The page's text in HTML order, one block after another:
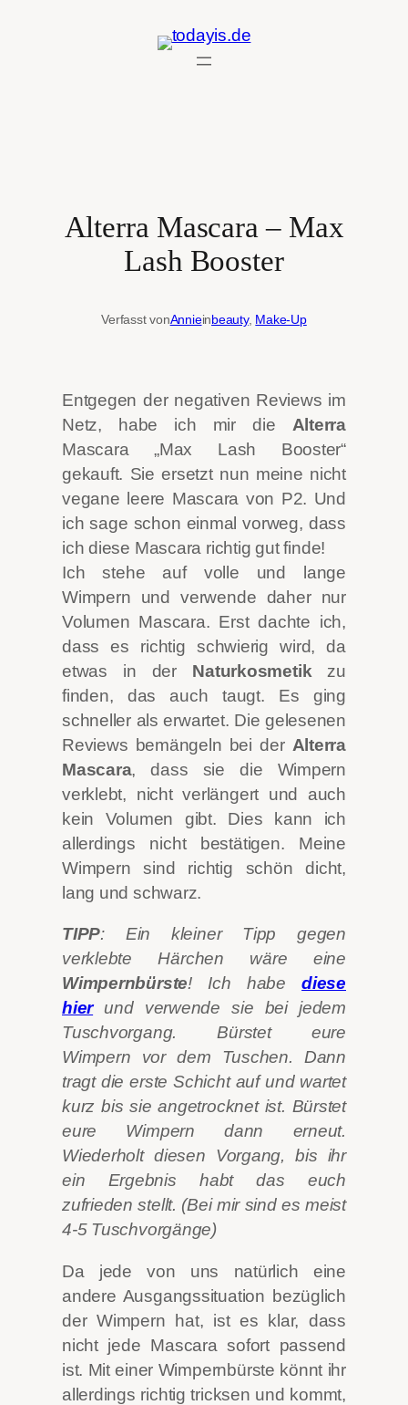
Alterra Mascara – Max
Lash Booster
Verfasst vonAnnieinbeauty, Make-Up
Entgegen der negativen Reviews im
Netz, habe ich mir die Alterra
Mascara „Max Lash Booster“
gekauft. Sie ersetzt nun meine nicht
vegane leere Mascara von P2. Und
ich sage schon einmal vorweg, dass
ich diese Mascara richtig gut finde!
Ich stehe auf volle und lange
Wimpern und verwende daher nur
Volumen Mascara. Erst dachte ich,
dass es richtig schwierig wird, da
etwas in der Naturkosmetik zu
finden, das auch taugt. Es ging
schneller als erwartet. Die gelesenen
Reviews bemängeln bei der Alterra
Mascara, dass sie die Wimpern
verklebt, nicht verlängert und auch
kein Volumen gibt. Dies kann ich
allerdings nicht bestätigen. Meine
Wimpern sind richtig schön dicht,
lang und schwarz.
TIPP: Ein kleiner Tipp gegen
verklebte Härchen wäre eine
Wimpernbürste! Ich habediese
hierund verwende sie bei jedem
Tuschvorgang. Bürstet eure
Wimpern vor dem Tuschen. Dann
tragt die erste Schicht auf und wartet
kurz bis sie angetrocknet ist. Bürstet
eure Wimpern dann erneut.
Wiederholt diesen Vorgang, bis ihr
ein Ergebnis habt das euch
zufrieden stellt. (Bei mir sind es meist
4-5 Tuschvorgänge)
Da jede von uns natürlich eine
andere Ausgangssituation bezüglich
der Wimpern hat, ist es klar, dass
nicht jede Mascara sofort passend
ist. Mit einer Wimpernbürste könnt ihr
allerdings richtig tricksen und kommt,